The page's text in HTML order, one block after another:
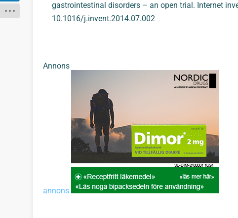
gastrointestinal disorders – an open trial. Internet
10.1016/j.invent.2014.07.002
Annons
annons